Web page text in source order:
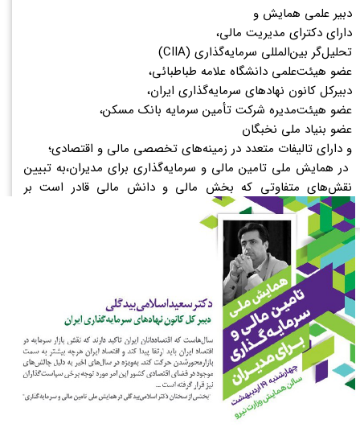
دبیر علمی همایش و
دارای دکترای مدیریت مالی،
تحلیل‌گر بین‌المللی سرمایه‌گذاری (CIIA)
عضو هیئت‌علمی دانشگاه علامه طباطبائی،
دبیرکل کانون نهادهای سرمایه‌گذاری ایران،
عضو هیئت‌مدیره شرکت تأمین سرمایه بانک مسکن،
عضو بنیاد ملی نخبگان
و دارای تالیفات متعدد در زمینه‌های تخصصی مالی و اقتصادی؛
در همایش ملی تامین مالی و سرمایه‌گذاری برای مدیران،به تبیین
نقش‌های متفاوتی که بخش مالی و دانش مالی قادر است بر
بخش‌های مختلف داشته باشد می‌پردازد.